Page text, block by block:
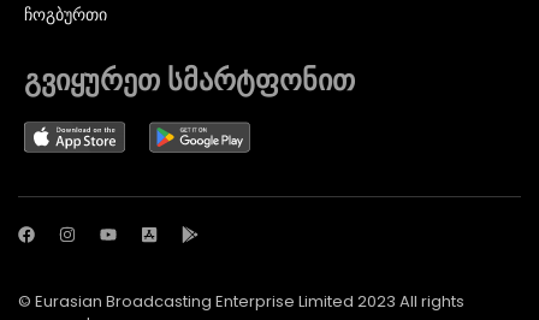
ᲩᲝᲒᲑᲣᲠᲗᲘ
გვიყურეთ სმარტფონით
© Eurasian Broadcasting Enterprise Limited 2023 All rights